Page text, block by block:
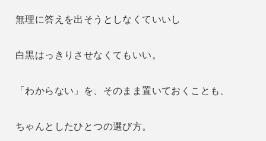
無理に答えを出そうとしなくていいし
白黒はっきりさせなくてもいい。
「わからない」を、そのまま置いておくことも、
ちゃんとしたひとつの選び方。